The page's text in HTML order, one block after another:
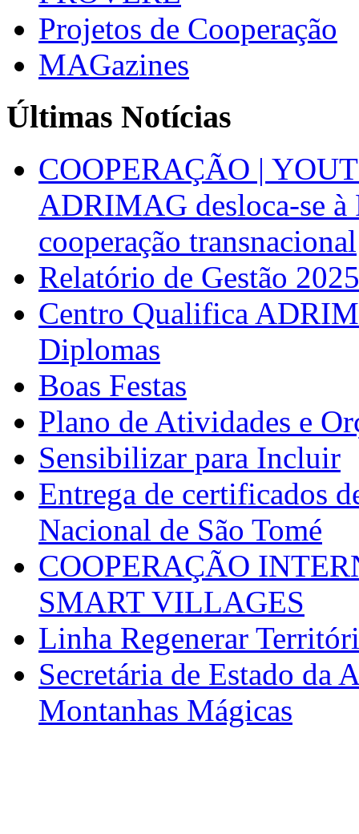
Projetos de Cooperação
MAGazines
Últimas Notícias
COOPERAÇÃO |
ADRIMAG desloca-se
cooperação transnacional
Relatório de Gestão 2025
Centro Qualifica
Diplomas
Boas Festas
Plano de Atividades e
Sensibilizar para Incluir
Entrega de certificados
Nacional de São Tomé
COOPERAÇÃO
SMART VILLAGES
Linha Regenerar
Secretária de Estado da
Montanhas Mágicas